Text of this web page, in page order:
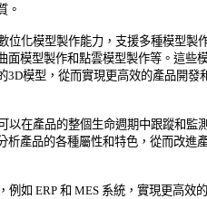
。
位化模型製作能力，支援多種模型製
面模型製作和點雲模型製作等。這些
3D模型，從而實現更高效的產品開發
以在產品的整個生命週期中跟蹤和監
析產品的各種屬性和特色，從而改進
例如 ERP 和 MES 系統，實現更高效